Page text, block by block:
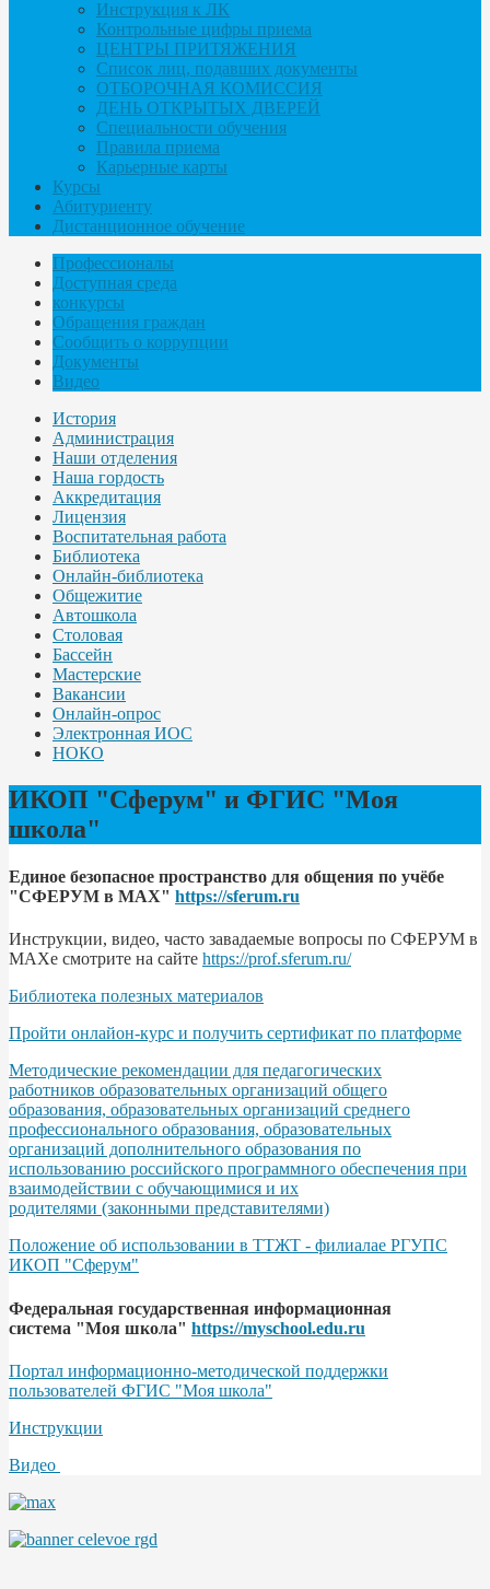
Инструкция к ЛК
Контрольные цифры приема
ЦЕНТРЫ ПРИТЯЖЕНИЯ
Список лиц, подавших документы
ОТБОРОЧНАЯ КОМИССИЯ
ДЕНЬ ОТКРЫТЫХ ДВЕРЕЙ
Специальности обучения
Правила приема
Карьерные карты
Курсы
Абитуриенту
Дистанционное обучение
Профессионалы
Доступная среда
конкурсы
Обращения граждан
Сообщить о коррупции
Документы
Видео
История
Администрация
Наши отделения
Наша гордость
Аккредитация
Лицензия
Воспитательная работа
Библиотека
Онлайн-библиотека
Общежитие
Автошкола
Столовая
Бассейн
Мастерские
Вакансии
Онлайн-опрос
Электронная ИОС
НОКО
ИКОП "Сферум" и ФГИС "Моя
школа"
Единое безопасное пространство для общения по учёбе
"СФЕРУМ в МАХ" https://sferum.ru
Инструкции, видео, часто завадаемые вопросы по СФЕРУМ в
МАХе смотрите на сайте https://prof.sferum.ru/
Библиотека полезных материалов
Пройти онлайон-курс и получить сертификат по платформе
Методические рекомендации для педагогических
работников образовательных организаций общего
образования, образовательных организаций среднего
профессионального образования, образовательных
организаций дополнительного образования по
использованию российского программного обеспечения при
взаимодействии с обучающимися и их
родителями (законными представителями)
Положение об использовании в ТТЖТ - филиалае РГУПС
ИКОП "Сферум"
Федеральная государственная информационная
система "Моя школа" https://myschool.edu.ru
Портал информационно-методической поддержки
пользователей ФГИС "Моя школа"
Инструкции
Видео